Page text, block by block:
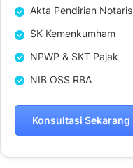
Akta Pendirian Notaris
SK Kemenkumham
NPWP & SKT Pajak
NIB OSS RBA
Konsultasi Sekarang